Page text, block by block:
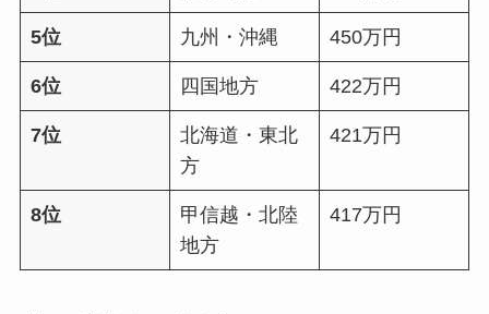
5位 九州・沖縄 450万円
6位 四国地方 422万円
7位
北海道・東北
方
421万円
8位
甲信越・北陸
地方
417万円